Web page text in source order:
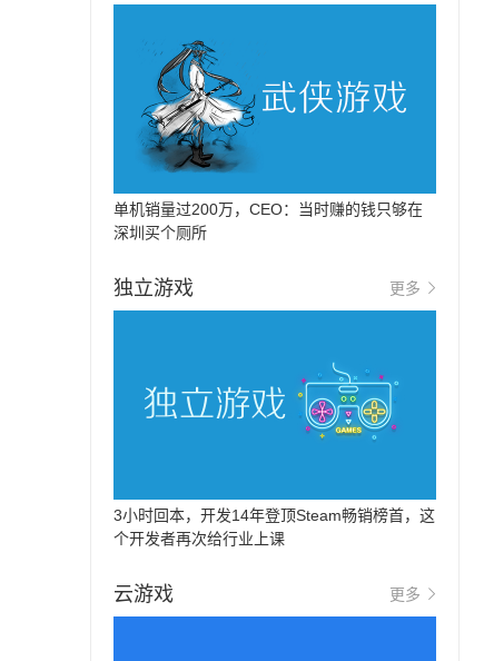
单机销量过200万，CEO：当时赚的钱只够在
深圳买个厕所
独立游戏 更多
3小时回本，开发14年登顶Steam畅销榜首，这
个开发者再次给行业上课
云游戏 更多